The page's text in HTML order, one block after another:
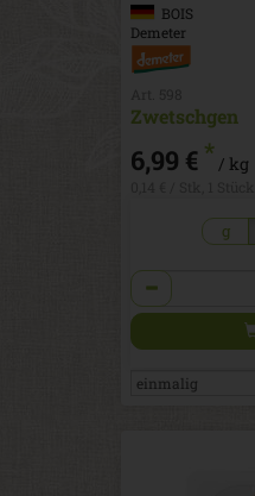
BOIS
Demeter
Zwetschgen
6,99 € * / kg
g
Anzahl